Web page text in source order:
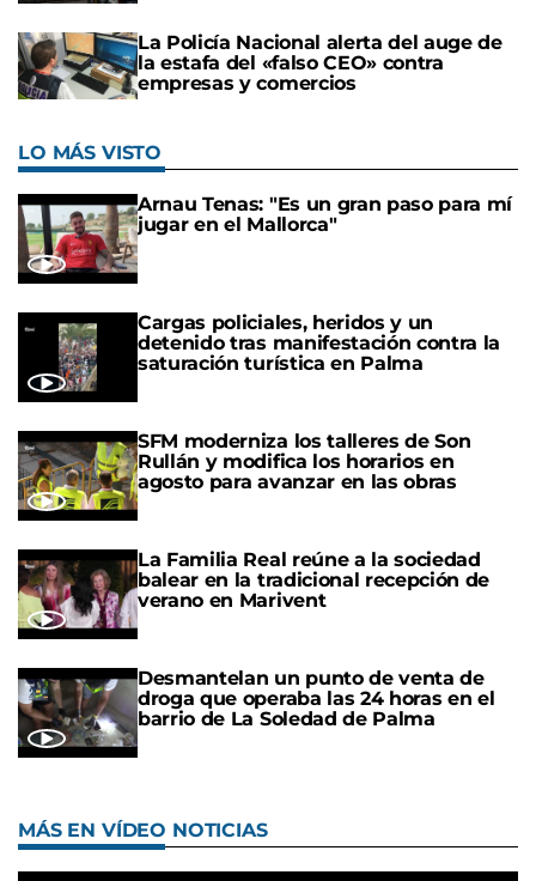
La Policía Nacional alerta del auge de
la estafa del «falso CEO» contra
empresas y comercios
LO MÁS VISTO
Arnau Tenas: "Es un gran paso para mí
jugar en el Mallorca"
Cargas policiales, heridos y un
detenido tras manifestación contra la
saturación turística en Palma
SFM moderniza los talleres de Son
Rullán y modifica los horarios en
agosto para avanzar en las obras
La Familia Real reúne a la sociedad
balear en la tradicional recepción de
verano en Marivent
Desmantelan un punto de venta de
droga que operaba las 24 horas en el
barrio de La Soledad de Palma
MÁS EN VÍDEO NOTICIAS